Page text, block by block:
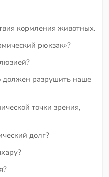
кормления животных.
рюкзак»?
должен разрушить наше
точки зрения,
долг?